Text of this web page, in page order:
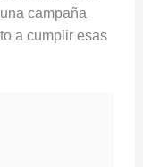
campaña
a cumplir esas